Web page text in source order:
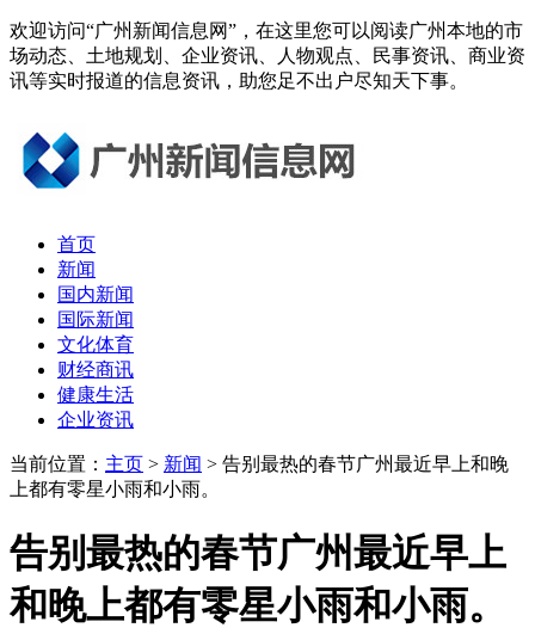
欢迎访问“广州新闻信息网”，在这里您可以阅读广州本地的市
场动态、土地规划、企业资讯、人物观点、民事资讯、商业资
讯等实时报道的信息资讯，助您足不出户尽知天下事。
首页
新闻
国内新闻
国际新闻
文化体育
财经商讯
健康生活
企业资讯
当前位置： 主页 > 新闻 > 告别最热的春节广州最近早上和晚
上都有零星小雨和小雨。
告别最热的春节广州最近早上
和晚上都有零星小雨和小雨。